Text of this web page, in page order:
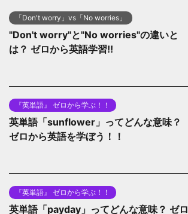
「Don't worry」vs「No worries」
"Don't worry"と"No worries"の違いと
は？ ゼロから英語学習!!
『英単語』 ゼロから学ぶ！！
英単語「sunflower」ってどんな意味？
ゼロから英語を学ぼう！！
『英単語』 ゼロから学ぶ！！
英単語「payday」ってどんな意味？ ゼロ